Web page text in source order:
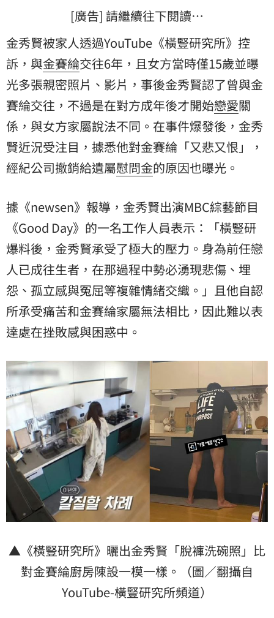
[廣告] 請繼續往下閱讀…
金秀賢被家人透過YouTube《橫豎研究所》控
訴，與金賽綸交往6年，且女方當時僅15歲並曝
光多張親密照片、影片，事後金秀賢認了曾與金
賽綸交往，不過是在對方成年後才開始戀愛關
係，與女方家屬說法不同。在事件爆發後，金秀
賢近況受注目，據悉他對金賽綸「又悲又恨」，
經紀公司撤銷給遺屬慰問金的原因也曝光。
據《newsen》報導，金秀賢出演MBC綜藝節目
《Good Day》的一名工作人員表示：「橫豎研
爆料後，金秀賢承受了極大的壓力。身為前任戀
人已成往生者，在那過程中勢必湧現悲傷、埋
怨、孤立感與冤屈等複雜情緒交織。」且他自認
所承受痛苦和金賽綸家屬無法相比，因此難以表
達處在挫敗感與困惑中。
▲《橫豎研究所》曬出金秀賢「脫褲洗碗照」比
對金賽綸廚房陳設一模一樣。（圖／翻攝自
YouTube-橫豎研究所頻道）